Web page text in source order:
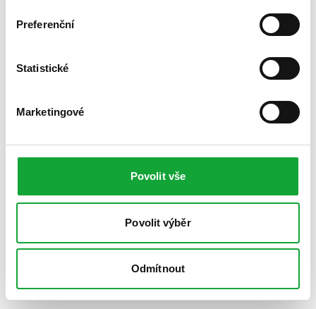
Preferenční
Statistické
Marketingové
Povolit vše
Povolit výběr
Odmítnout